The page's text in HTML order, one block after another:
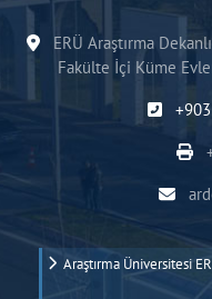
ERÜ Araştırma
Fakülte İçi Küme
Araştırma Üniversitesi